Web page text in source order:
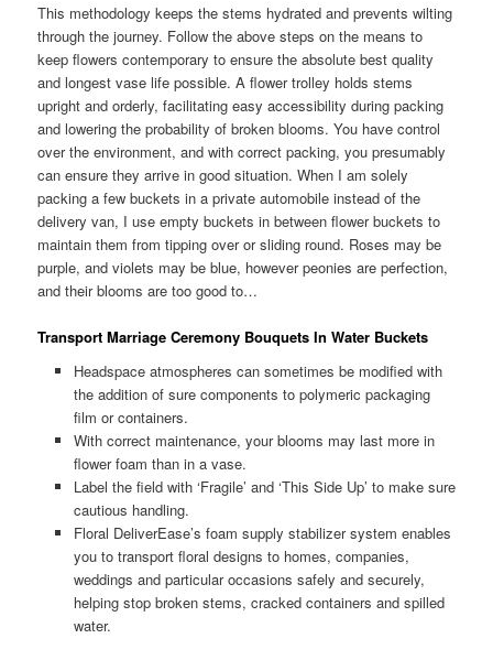
This methodology keeps the stems hydrated and prevents wilting
through the journey. Follow the above steps on the means to
keep flowers contemporary to ensure the absolute best quality
and longest vase life possible. A flower trolley holds stems
upright and orderly, facilitating easy accessibility during packing
and lowering the probability of broken blooms. You have control
over the environment, and with correct packing, you presumably
can ensure they arrive in good situation. When I am solely
packing a few buckets in a private automobile instead of the
delivery van, I use empty buckets in between flower buckets to
maintain them from tipping over or sliding round. Roses may be
purple, and violets may be blue, however peonies are perfection,
and their blooms are too good to…
Transport Marriage Ceremony Bouquets In Water Buckets
Headspace atmospheres can sometimes be modified with
the addition of sure components to polymeric packaging
film or containers.
With correct maintenance, your blooms may last more in
flower foam than in a vase.
Label the field with ‘Fragile’ and ‘This Side Up’ to make sure
cautious handling.
Floral DeliverEase’s foam supply stabilizer system enables
you to transport floral designs to homes, companies,
weddings and particular occasions safely and securely,
helping stop broken stems, cracked containers and spilled
water.